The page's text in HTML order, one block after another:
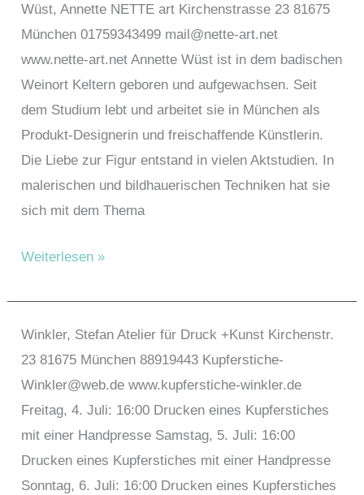
Wüst, Annette NETTE art Kirchenstrasse 23 81675
München 01759343499 mail@nette-art.net
www.nette-art.net Annette Wüst ist in dem badischen
Weinort Keltern geboren und aufgewachsen. Seit
dem Studium lebt und arbeitet sie in München als
Produkt-Designerin und freischaffende Künstlerin.
Die Liebe zur Figur entstand in vielen Aktstudien. In
malerischen und bildhauerischen Techniken hat sie
sich mit dem Thema
Wüst,
Weiterlesen »
Winkler, Stefan Atelier für Druck +Kunst Kirchenstr.
23 81675 München 88919443 Kupferstiche-
Winkler@web.de www.kupferstiche-winkler.de
Freitag, 4. Juli: 16:00 Drucken eines Kupferstiches
mit einer Handpresse Samstag, 5. Juli: 16:00
Drucken eines Kupferstiches mit einer Handpresse
Sonntag, 6. Juli: 16:00 Drucken eines Kupferstiches